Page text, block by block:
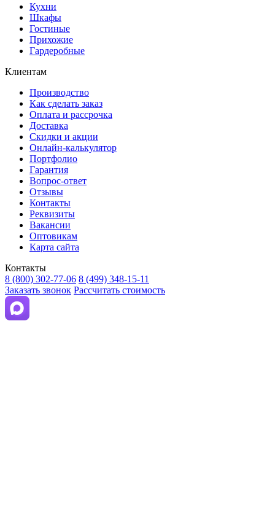
Кухни
Шкафы
Гостиные
Прихожие
Гардеробные
Клиентам
Производство
Как сделать заказ
Оплата и рассрочка
Доставка
Скидки и акции
Онлайн-калькулятор
Портфолио
Гарантия
Вопрос-ответ
Отзывы
Контакты
Реквизиты
Вакансии
Оптовикам
Карта сайта
Контакты
8 (800) 302-77-06 8 (499) 348-15-11
Заказать звонок Рассчитать стоимость